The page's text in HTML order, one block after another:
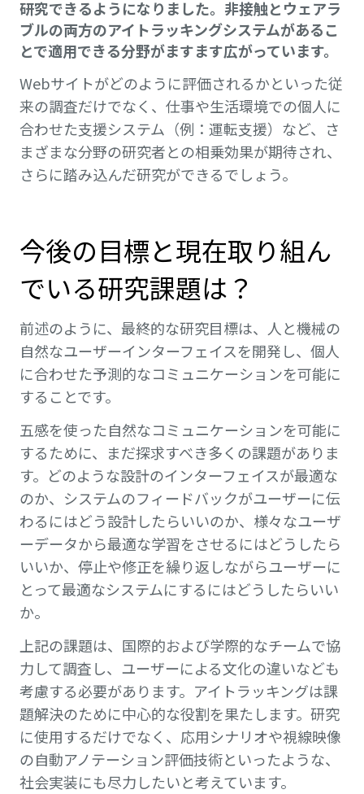
研究できるようになりました。非接触とウェアラ
ブルの両方のアイトラッキングシステムがあるこ
とで適用できる分野がますます広がっています。
Webサイトがどのように評価されるかといった従
来の調査だけでなく、仕事や生活環境での個人に
合わせた支援システム（例：運転支援）など、さ
まざまな分野の研究者との相乗効果が期待され、
さらに踏み込んだ研究ができるでしょう。
今後の目標と現在取り組ん
でいる研究課題は？
前述のように、最終的な研究目標は、人と機械の
自然なユーザーインターフェイスを開発し、個人
に合わせた予測的なコミュニケーションを可能に
することです。
五感を使った自然なコミュニケーションを可能に
するために、まだ探求すべき多くの課題がありま
す。どのような設計のインターフェイスが最適な
のか、システムのフィードバックがユーザーに伝
わるにはどう設計したらいいのか、様々なユーザ
ーデータから最適な学習をさせるにはどうしたら
いいか、停止や修正を繰り返しながらユーザーに
とって最適なシステムにするにはどうしたらいい
か。
上記の課題は、国際的および学際的なチームで協
力して調査し、ユーザーによる文化の違いなども
考慮する必要があります。アイトラッキングは課
題解決のために中心的な役割を果たします。研究
に使用するだけでなく、応用シナリオや視線映像
の自動アノテーション評価技術といったような、
社会実装にも尽力したいと考えています。